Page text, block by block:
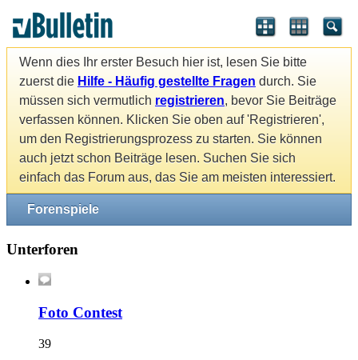
Wenn dies Ihr erster Besuch hier ist, lesen Sie bitte
zuerst die Hilfe - Häufig gestellte Fragen durch. Sie
müssen sich vermutlich registrieren, bevor Sie Beiträge
verfassen können. Klicken Sie oben auf 'Registrieren',
um den Registrierungsprozess zu starten. Sie können
auch jetzt schon Beiträge lesen. Suchen Sie sich
einfach das Forum aus, das Sie am meisten interessiert.
Forenspiele
Unterforen
Foto Contest
39